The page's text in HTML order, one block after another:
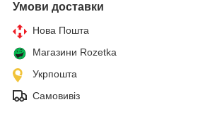
Умови доставки
Нова Пошта
Магазини Rozetka
Укрпошта
Самовивіз